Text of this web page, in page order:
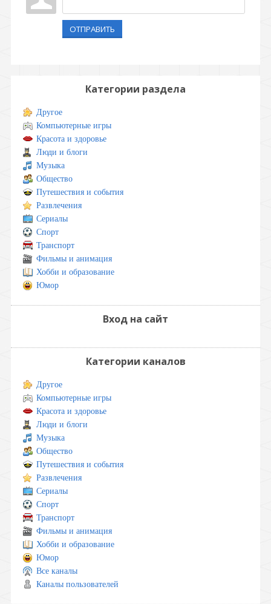
ОТПРАВИТЬ
Категории раздела
Другое
Компьютерные игры
Красота и здоровье
Люди и блоги
Музыка
Общество
Путешествия и события
Развлечения
Сериалы
Спорт
Транспорт
Фильмы и анимация
Хобби и образование
Юмор
Вход на сайт
Категории каналов
Другое
Компьютерные игры
Красота и здоровье
Люди и блоги
Музыка
Общество
Путешествия и события
Развлечения
Сериалы
Спорт
Транспорт
Фильмы и анимация
Хобби и образование
Юмор
Все каналы
Каналы пользователей